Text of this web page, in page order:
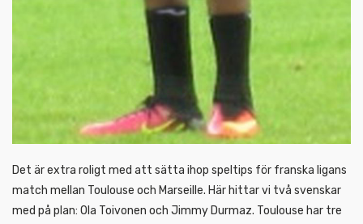
Det är extra roligt med att sätta ihop speltips för franska ligans
match mellan Toulouse och Marseille. Här hittar vi två svenskar
med på plan: Ola Toivonen och Jimmy Durmaz. Toulouse har tre